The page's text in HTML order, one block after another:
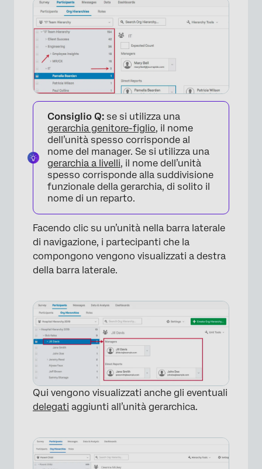
Consiglio Q: se si utilizza una
gerarchia genitore-figlio, il nome
dell’unità spesso corrisponde al
nome del manager. Se si utilizza una
gerarchia a livelli, il nome dell’unità
spesso corrisponde alla suddivisione
funzionale della gerarchia, di solito il
nome di un reparto.
Facendo clic su un’unità nella barra laterale
di navigazione, i partecipanti che la
compongono vengono visualizzati a destra
della barra laterale.
Qui vengono visualizzati anche gli eventuali
delegati aggiunti all’unità gerarchica.